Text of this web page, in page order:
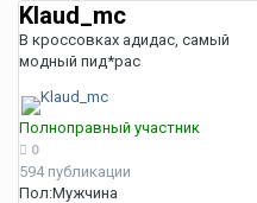
Klaud_mc
В кроссовках адидас, самый
модный пид*рас
Полноправный участник
0
594 публикации
Пол:Мужчина